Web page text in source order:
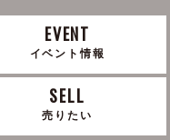
EVENT
イベント情報
SELL
売りたい